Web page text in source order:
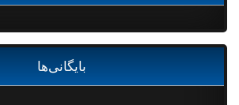
بایگانی‌ها